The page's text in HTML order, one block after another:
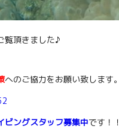
覧頂きました♪
へのご協力をお願い致します。
ビングスタッフ募集中です！！